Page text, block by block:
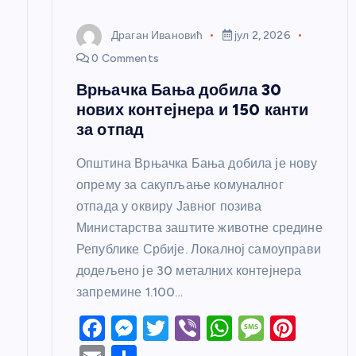
Драган Ивановић
јул 2, 2026
0 Comments
Врњачка Бања добила 30
нових контејнера и 150 канти
за отпад
Општина Врњачка Бања добила је нову
опрему за сакупљање комуналног
отпада у оквиру Јавног позива
Министарства заштите животне средине
Републике Србије. Локалној самоуправи
додељено је 30 металних контејнера
запремине 1.100…
F
M T
Vi W M